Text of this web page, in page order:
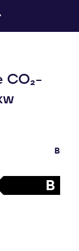
CO₂-
B
B